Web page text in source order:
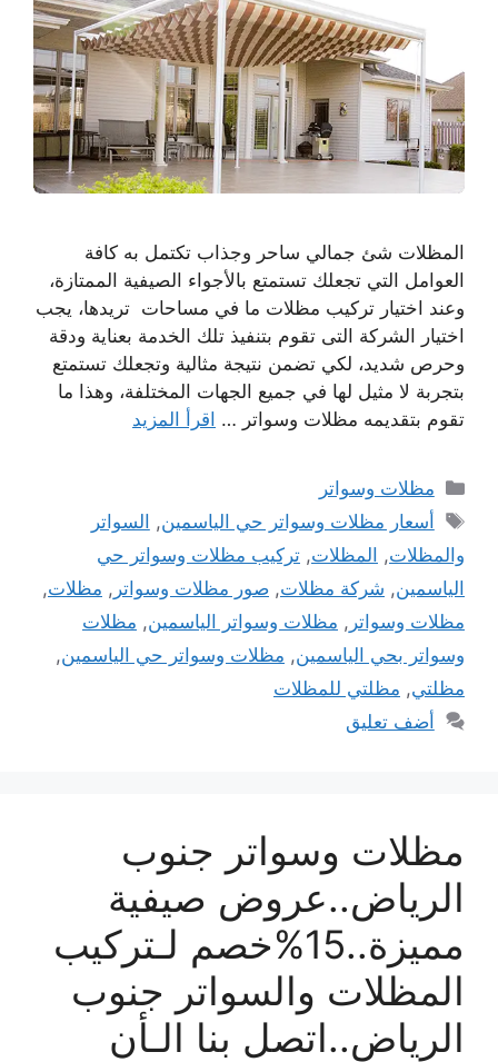
المظلات شئ جمالي ساحر وجذاب تكتمل به كافة
العوامل التي تجعلك تستمتع بالأجواء الصيفية الممتازة،
وعند اختيار تركيب مظلات ما في مساحات تريدها، يجب
اختيار الشركة التى تقوم بتنفيذ تلك الخدمة بعناية ودقة
وحرص شديد، لكي تضمن نتيجة مثالية وتجعلك تستمتع
بتجربة لا مثيل لها في جميع الجهات المختلفة، وهذا ما
تقوم بتقديمه مظلات وسواتر … اقرأ المزيد
التصنيفات
مظلات وسواتر
الوسوم
أسعار مظلات وسواتر حي الياسمين, السواتر
والمظلات, المظلات, تركيب مظلات وسواتر حي
الياسمين, شركة مظلات, صور مظلات وسواتر , مظلات,
مظلات وسواتر , مظلات وسواتر الياسمين, مظلات
وسواتر بحي الياسمين, مظلات وسواتر حي الياسمين,
مظلتي, مظلتي للمظلات
أضف تعليق
مظلات وسواتر جنوب
الرياض..عروض صيفية
مميزة..15%خصم لـتركيب
المظلات والسواتر جنوب
الرياض..اتصل بنا الـأن